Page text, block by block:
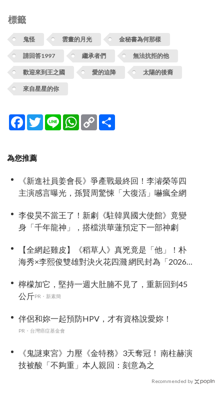
標籤
鬼怪 雲畫的月光 金秘書為何那樣
請回答1997 繼承者們 無法抗拒的他
歡迎來到王之國 愛的迫降 太陽的後裔
來自星星的你
Facebook
TwitterLine WhatsApp
Copy
Link
為您推薦
《新進社員姜會長》爭產戰最終回！李濬榮等四
主演感言曝光，孫賢周驚悚「大復活」嚇瘋全網
李俊昊不當王了！新劇《駐韓異國大使館》竟變
身「千年龍神」，搭檔洪華蓮預定下一部神劇
【全網起雞皮】《稻草人》真兇竟是「他」！朴
海秀×李熙俊雙雄對決火花四濺 網民封為「2026
檸檬加它，堅持一週大肚腩不見了，重新回到45
公斤PR・新素簡
伴侶和妳一起預防HPV，才有資格說愛妳！
PR・台灣癌症基金會
《鬼謎東宮》力壓《金特務》3天奪冠！ 南柱赫演
技被酸「不夠重」本人親回：刻意為之
Recommended by